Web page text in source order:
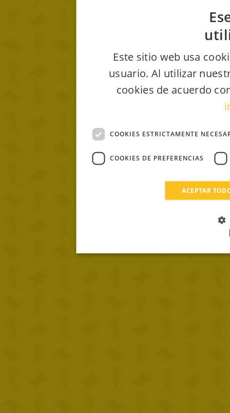
Este sitio web usa
usuario. Al utilizar
cookies de acuerdo
COOKIES ESTRICTAMENTE
COOKIES DE PREFERENCIAS
ACEPTAR